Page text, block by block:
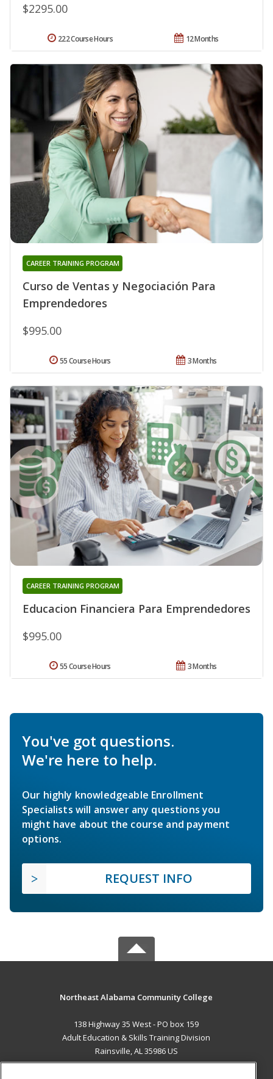
$2295.00
12 Months
222 Course Hours
Curso de Ventas y Negociación Para
Emprendedores
CAREER TRAINING PROGRAM
$995.00
3 Months
55 Course Hours
Educacion Financiera Para Emprendedores
CAREER TRAINING PROGRAM
$995.00
3 Months
55 Course Hours
You've got questions.
We're here to help.
Our highly knowledgeable Enrollment
Specialists will answer any questions you
might have about the course and payment
options.
REQUEST INFO
Northeast Alabama Community College
138 Highway 35 West - PO box 159
Adult Education & Skills Training Division
Rainsville, AL 35986 US